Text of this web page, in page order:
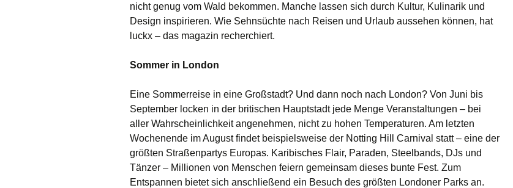
nicht genug vom Wald bekommen. Manche lassen sich durch Kultur, Kulinarik und
Design inspirieren. Wie Sehnsüchte nach Reisen und Urlaub aussehen können, hat
luckx – das magazin recherchiert.
Sommer in London
Eine Sommerreise in eine Großstadt? Und dann noch nach London? Von Juni bis
September locken in der britischen Hauptstadt jede Menge Veranstaltungen – bei
aller Wahrscheinlichkeit angenehmen, nicht zu hohen Temperaturen. Am letzten
Wochenende im August findet beispielsweise der Notting Hill Carnival statt – eine der
größten Straßenpartys Europas. Karibisches Flair, Paraden, Steelbands, DJs und
Tänzer – Millionen von Menschen feiern gemeinsam dieses bunte Fest. Zum
Entspannen bietet sich anschließend ein Besuch des größten Londoner Parks an.